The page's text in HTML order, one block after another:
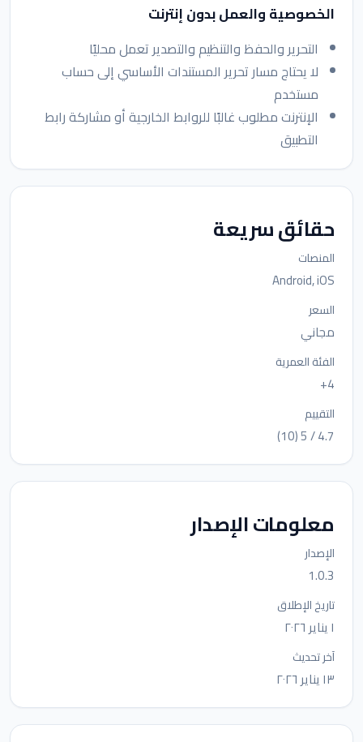
الخصوصية والعمل بدون إنترنت
التحرير والحفظ والتنظيم والتصدير تعمل محليًا
لا يحتاج مسار تحرير المستندات الأساسي إلى حساب
مستخدم
الإنترنت مطلوب غالبًا للروابط الخارجية أو مشاركة رابط
التطبيق
حقائق سريعة
المنصات
Android, iOS
السعر
مجاني
الفئة العمرية
4+
التقييم
4.7 / 5 (10)
معلومات الإصدار
الإصدار
1.0.3
تاريخ الإطلاق
١ يناير ٢٠٢٦
آخر تحديث
١٣ يناير ٢٠٢٦